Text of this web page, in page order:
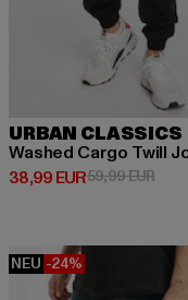
URBAN CLASSICS
Washed Cargo Twill
38,99 EUR
Derzeitiger Preis: 38,99
59,99 EUR
NEU -24%